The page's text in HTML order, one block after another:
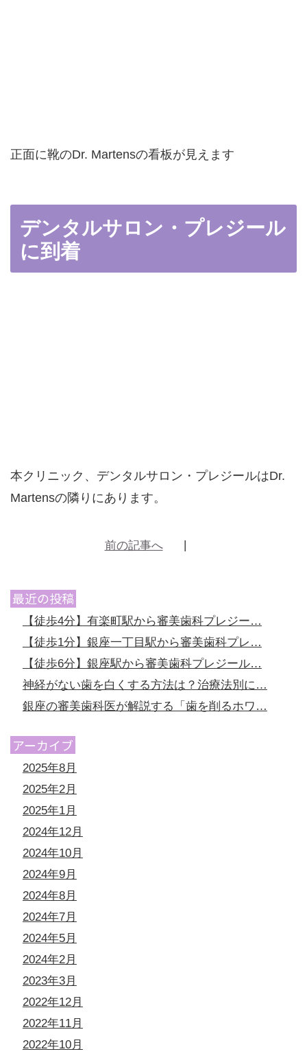
正面に靴のDr. Martensの看板が見えます
デンタルサロン・プレジール
に到着
本クリニック、デンタルサロン・プレジールはDr.
Martensの隣りにあります。
前の記事へ
最近の投稿
【徒歩4分】有楽町駅から審美歯科プレジー…
【徒歩1分】銀座一丁目駅から審美歯科プレ…
【徒歩6分】銀座駅から審美歯科プレジール…
神経がない歯を白くする方法は？治療法別に…
銀座の審美歯科医が解説する「歯を削るホワ…
アーカイブ
2025年8月
2025年2月
2025年1月
2024年12月
2024年10月
2024年9月
2024年8月
2024年7月
2024年5月
2024年2月
2023年3月
2022年12月
2022年11月
2022年10月